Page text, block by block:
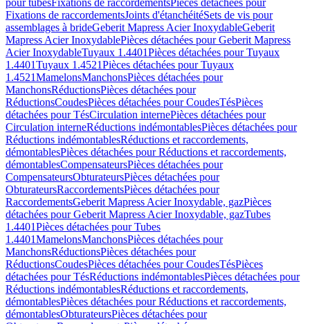
pour tubesFixations de raccordementsPièces détachées pour
Fixations de raccordementsJoints d'étanchéitéSets de vis pour
assemblages à brideGeberit Mapress Acier InoxydableGeberit
Mapress Acier InoxydablePièces détachées pour Geberit Mapress
Acier InoxydableTuyaux 1.4401Pièces détachées pour Tuyaux
1.4401Tuyaux 1.4521Pièces détachées pour Tuyaux
1.4521MamelonsManchonsPièces détachées pour
ManchonsRéductionsPièces détachées pour
RéductionsCoudesPièces détachées pour CoudesTésPièces
détachées pour TésCirculation internePièces détachées pour
Circulation interneRéductions indémontablesPièces détachées pour
Réductions indémontablesRéductions et raccordements,
démontablesPièces détachées pour Réductions et raccordements,
démontablesCompensateursPièces détachées pour
CompensateursObturateursPièces détachées pour
ObturateursRaccordementsPièces détachées pour
RaccordementsGeberit Mapress Acier Inoxydable, gazPièces
détachées pour Geberit Mapress Acier Inoxydable, gazTubes
1.4401Pièces détachées pour Tubes
1.4401MamelonsManchonsPièces détachées pour
ManchonsRéductionsPièces détachées pour
RéductionsCoudesPièces détachées pour CoudesTésPièces
détachées pour TésRéductions indémontablesPièces détachées pour
Réductions indémontablesRéductions et raccordements,
démontablesPièces détachées pour Réductions et raccordements,
démontablesObturateursPièces détachées pour